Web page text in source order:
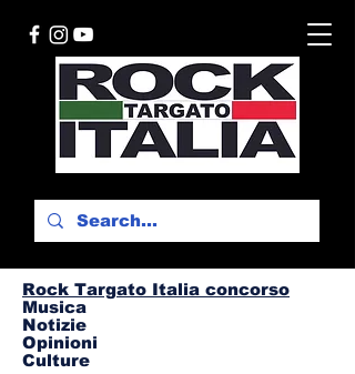
Rock Targato Italia concorso
Musica
Notizie
Opinioni
Culture